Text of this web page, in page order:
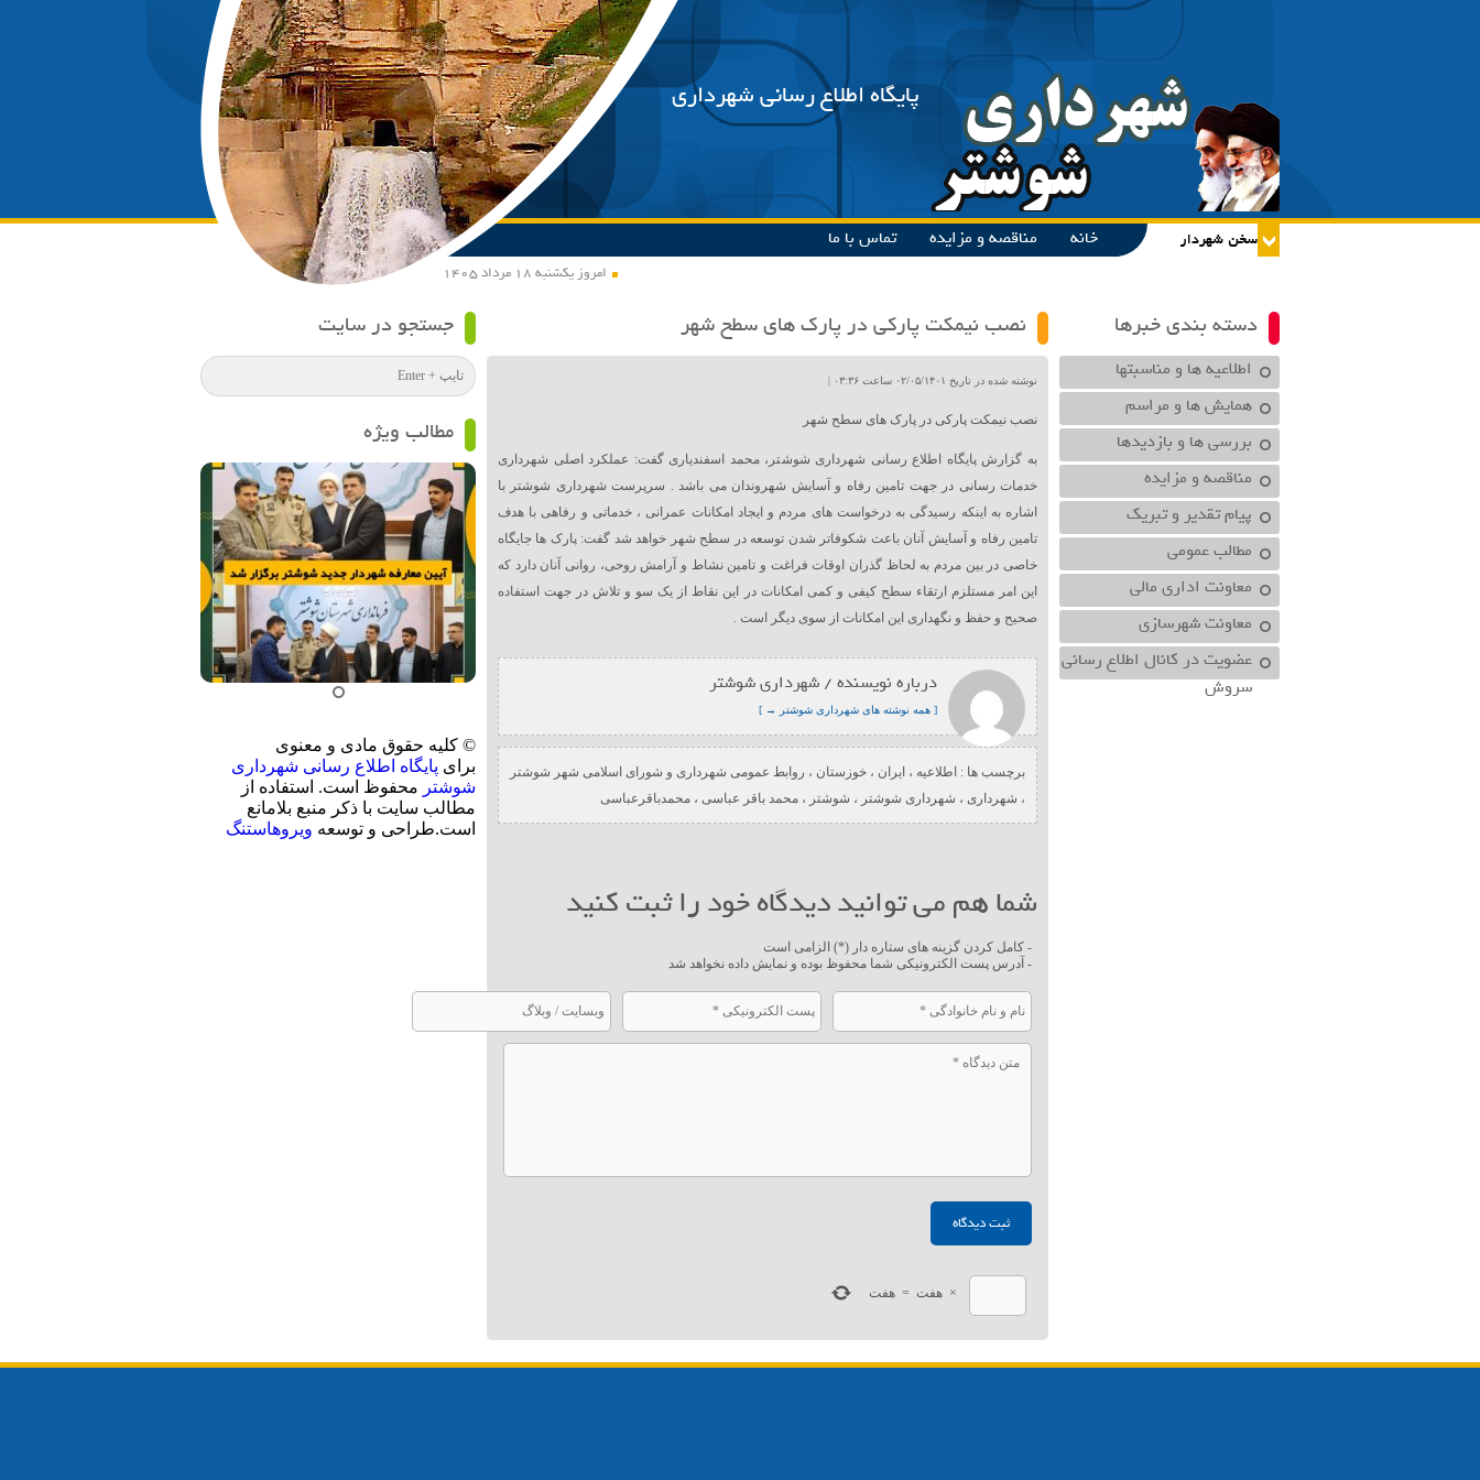
پایگاه اطلاع رسانی شهرداری
امروز یکشنبه ۱۸ مرداد ۱۴۰۵
خانه مناقصه و مزایده تماس با ما
دسته بندی خبرها
اطلاعیه ها و مناسبتها
همایش ها و مراسم
بررسی ها و بازدیدها
مناقصه و مزایده
پیام تقدیر و تبریک
مطالب عمومی
معاونت اداري مالي
معاونت شهرسازي
عضویت در کانال اطلاع رسانی
سروش
نصب نیمکت پارکی در پارک های سطح شهر
نوشته شده در تاریخ ۰۲/۰۵/۱۴۰۱ ساعت ۰۳:۳۶ |
نصب نیمکت پارکی در پارک های سطح شهر
به گزارش پایگاه اطلاع رسانی شهرداری شوشتر، محمد اسفندیاری گفت: عملکرد اصلی شهرداری
خدمات رسانی در جهت تامین رفاه و آسایش شهروندان می باشد . سرپرست شهرداری شوشتر با
اشاره به اینکه رسیدگی به درخواست های مردم و ایجاد امکانات عمرانی ، خدماتی و رفاهی با هدف
تامین رفاه و آسایش آنان باعث شکوفاتر شدن توسعه در سطح شهر خواهد شد گفت: پارک ها جایگاه
خاصی در بین مردم به لحاظ گذران اوقات فراغت و تامین نشاط و آرامش روحی، روانی آنان دارد که
این امر مستلزم ارتقاء سطح کیفی و کمی امکانات در این نقاط از یک سو و تلاش در جهت استفاده
صحیح و حفظ و نگهداری این امکانات از سوی دیگر است .
درباره نویسنده / شهرداری شوشتر
[ همه نوشته های شهرداری شوشتر → ]
برچسب ها : اطلاعیه ، ایران ، خوزستان ، روابط عمومی شهرداری و شورای اسلامی شهر شوشتر
، شهرداری ، شهرداری شوشتر ، شوشتر ، محمد باقر عباسی ، محمدباقرعباسی
شما هم می توانید دیدگاه خود را ثبت کنید
- کامل کردن گزینه های ستاره دار (*) الزامی است
- آدرس پست الکترونیکی شما محفوظ بوده و نمایش داده نخواهد شد
× هفت = هفت
جستجو در سایت
مطالب ویژه
© کلیه حقوق مادی و معنوی
برای پایگاه اطلاع رسانی شهرداری
شوشتر محفوظ است. استفاده از
مطالب سایت با ذکر منبع بلامانع
است.طراحی و توسعه ویروهاستنگ